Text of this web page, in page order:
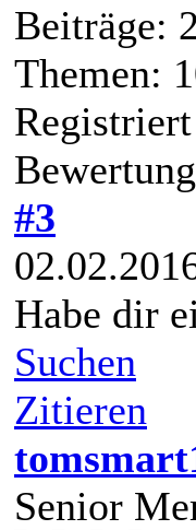
Beiträge:
Themen:
#3
Habe dir
Suchen
Zitieren
Senior